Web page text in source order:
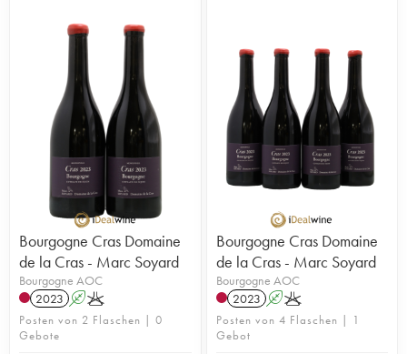
Bourgogne Cras Domaine
de la Cras - Marc Soyard
Bourgogne AOC
2023 AK
Posten von 2 Flaschen | 0
Gebote
Bourgogne Cras Domaine
de la Cras - Marc Soyard
Bourgogne AOC
2023 AK
Posten von 4 Flaschen | 1
Gebot